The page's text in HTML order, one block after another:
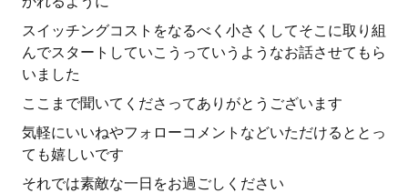
スイッチングコストをなるべく小さくしてそこに取り組
んでスタートしていこうっていうようなお話させてもら
いました
ここまで聞いてくださってありがとうございます
気軽にいいねやフォローコメントなどいただけるととっ
ても嬉しいです
それでは素敵な一日をお過ごしください